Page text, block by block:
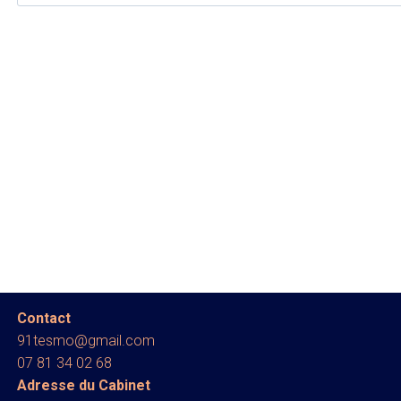
Contact
91tesmo@gmail.com
07 81 34 02 68
Adresse du Cabinet